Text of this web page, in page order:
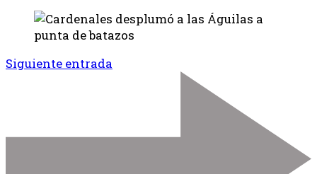
Siguiente entrada